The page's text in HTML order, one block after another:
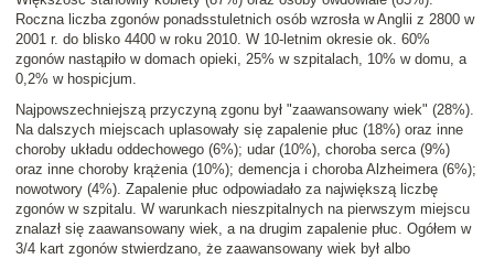
Roczna liczba zgonów ponadsstuletnich osób wzrosła w Anglii z 2800 w
2001 r. do blisko 4400 w roku 2010. W 10-letnim okresie ok. 60%
zgonów nastąpiło w domach opieki, 25% w szpitalach, 10% w domu, a
0,2% w hospicjum.
Najpowszechniejszą przyczyną zgonu był "zaawansowany wiek" (28%).
Na dalszych miejscach uplasowały się zapalenie płuc (18%) oraz inne
choroby układu oddechowego (6%); udar (10%), choroba serca (9%)
oraz inne choroby krążenia (10%); demencja i choroba Alzheimera (6%);
nowotwory (4%). Zapalenie płuc odpowiadało za największą liczbę
zgonów w szpitalu. W warunkach nieszpitalnych na pierwszym miejscu
znalazł się zaawansowany wiek, a na drugim zapalenie płuc. Ogółem w
3/4 kart zgonów stwierdzano, że zaawansowany wiek był albo